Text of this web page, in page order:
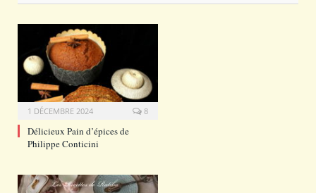
1 DÉCEMBRE 2024 8
Délicieux Pain d’épices de
Philippe Conticini